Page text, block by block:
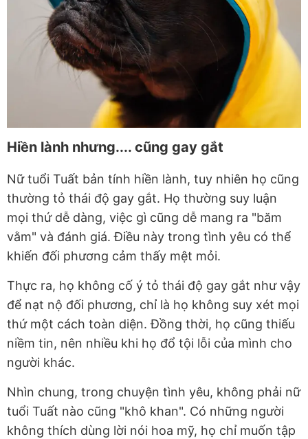
Hiền lành nhưng.... cũng gay gắt
Nữ tuổi Tuất bản tính hiền lành, tuy nhiên họ cũng
thường tỏ thái độ gay gắt. Họ thường suy luận
mọi thứ dễ dàng, việc gì cũng dễ mang ra "băm
vằm" và đánh giá. Điều này trong tình yêu có thể
khiến đối phương cảm thấy mệt mỏi.
Thực ra, họ không cố ý tỏ thái độ gay gắt như vậy
để nạt nộ đối phương, chỉ là họ không suy xét mọi
thứ một cách toàn diện. Đồng thời, họ cũng thiếu
niềm tin, nên nhiều khi họ đổ tội lỗi của mình cho
người khác.
Nhìn chung, trong chuyện tình yêu, không phải nữ
tuổi Tuất nào cũng "khô khan". Có những người
không thích dùng lời nói hoa mỹ, họ chỉ muốn tập